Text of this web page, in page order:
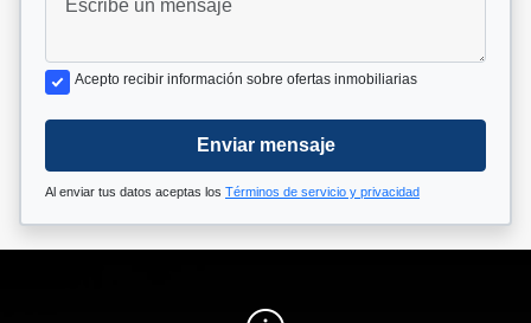
Acepto recibir información sobre ofertas inmobiliarias
Enviar mensaje
Al enviar tus datos aceptas los Términos de servicio y privacidad